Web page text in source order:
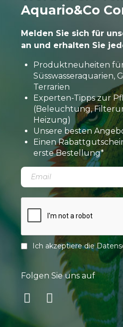
Aquario&Co
Melden Sie sich für
an und erhalten Sie
Produktneuheiten
Süsswasseraquarien,
Terrarien
Experten-Tipps zur
(Beleuchtung,
Heizung)
Unsere besten
Einen
erste Bestellung*
Ich akzeptiere die
Folgen Sie uns auf